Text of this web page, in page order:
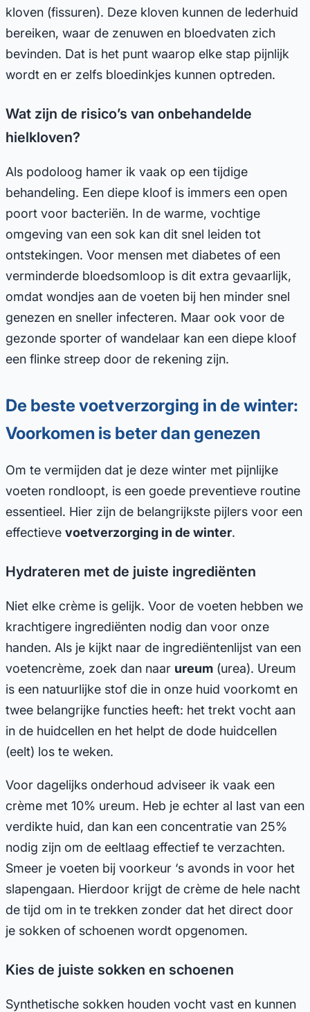
kloven (fissuren). Deze kloven kunnen de lederhuid
bereiken, waar de zenuwen en bloedvaten zich
bevinden. Dat is het punt waarop elke stap pijnlijk
wordt en er zelfs bloedinkjes kunnen optreden.
Wat zijn de risico’s van onbehandelde
hielkloven?
Als podoloog hamer ik vaak op een tijdige
behandeling. Een diepe kloof is immers een open
poort voor bacteriën. In de warme, vochtige
omgeving van een sok kan dit snel leiden tot
ontstekingen. Voor mensen met diabetes of een
verminderde bloedsomloop is dit extra gevaarlijk,
omdat wondjes aan de voeten bij hen minder snel
genezen en sneller infecteren. Maar ook voor de
gezonde sporter of wandelaar kan een diepe kloof
een flinke streep door de rekening zijn.
De beste voetverzorging in de winter:
Voorkomen is beter dan genezen
Om te vermijden dat je deze winter met pijnlijke
voeten rondloopt, is een goede preventieve routine
essentieel. Hier zijn de belangrijkste pijlers voor een
effectieve voetverzorging in de winter.
Hydrateren met de juiste ingrediënten
Niet elke crème is gelijk. Voor de voeten hebben we
krachtigere ingrediënten nodig dan voor onze
handen. Als je kijkt naar de ingrediëntenlijst van een
voetencrème, zoek dan naar ureum (urea). Ureum
is een natuurlijke stof die in onze huid voorkomt en
twee belangrijke functies heeft: het trekt vocht aan
in de huidcellen en het helpt de dode huidcellen
(eelt) los te weken.
Voor dagelijks onderhoud adviseer ik vaak een
crème met 10% ureum. Heb je echter al last van een
verdikte huid, dan kan een concentratie van 25%
nodig zijn om de eeltlaag effectief te verzachten.
Smeer je voeten bij voorkeur ‘s avonds in voor het
slapengaan. Hierdoor krijgt de crème de hele nacht
de tijd om in te trekken zonder dat het direct door
je sokken of schoenen wordt opgenomen.
Kies de juiste sokken en schoenen
Synthetische sokken houden vocht vast en kunnen